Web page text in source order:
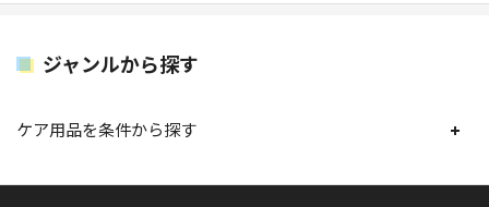
ジャンルから探す
ケア用品を条件から探す